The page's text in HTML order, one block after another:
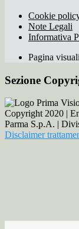
Cookie
Note Legali
Informativa
Pagina
Sezione
Copyright 2020 |
Parma S.p.A. |
Disclaimer